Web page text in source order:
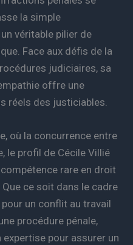
la simple
véritable pilier de
Face aux défis de la
judiciaires, sa
offre une
réels des justiciables.
où la concurrence entre
le profil de Cécile Villié
rare en droit
ce soit dans le cadre
un conflit au travail
procédure pénale,
pour assurer un